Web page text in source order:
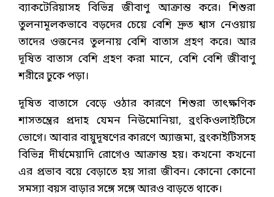
ব্যাকটেরিয়াসহ বিভিন্ন জীবাণু আক্রান্ত করে। শিশুরা
তুলনামূলকভাবে বড়দের চেয়ে বেশি দ্রুত শ্বাস নেওয়ায়
তাদের ওজনের তুলনায় বেশি বাতাস গ্রহণ করে। আর
দূষিত বাতাস বেশি গ্রহণ করা মানে, বেশি বেশি জীবাণু
শরীরে ঢুকে পড়া।
দূষিত বাতাসে বেড়ে ওঠার কারণে শিশুরা তাৎক্ষণিক
শাসতন্ত্রের প্রদাহ যেমন নিউমোনিয়া, ব্রংকিওলাইটিসে
ভোগে। আবার বায়ুদূষণের কারণে অ্যাজমা, ব্রংকাইটিসসহ
বিভিন্ন দীর্ঘমেয়াদি রোগেও আক্রান্ত হয়। কখনো কখনো
এর প্রভাব বয়ে বেড়াতে হয় সারা জীবন। কোনো কোনো
সমস্যা বয়স বাড়ার সঙ্গে সঙ্গে আরও বাড়তে থাকে।